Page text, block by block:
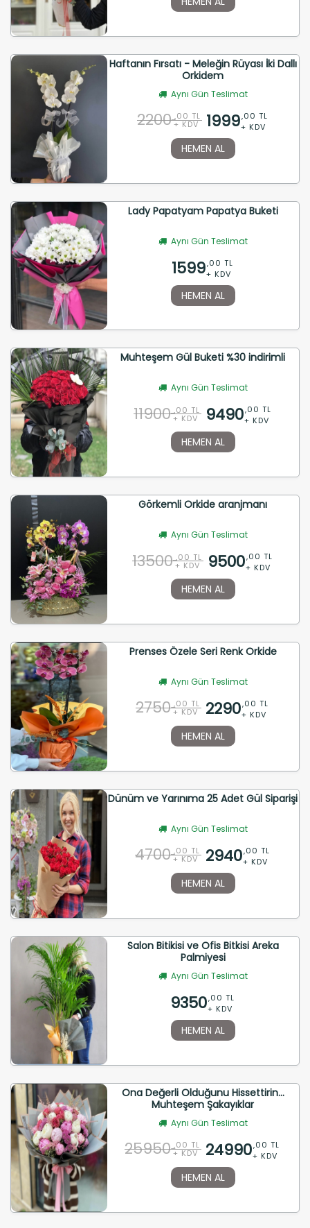
Haftanın Fırsatı - Meleğin Rüyası İki Dallı
Orkidem
Aynı Gün Teslimat
2200 ,00 TL
+ KDV 1999,00 TL
+ KDV
HEMEN AL
Lady Papatyam Papatya Buketi
Aynı Gün Teslimat
1599,00 TL
+ KDV
HEMEN AL
Muhteşem Gül Buketi %30 indirimli
Aynı Gün Teslimat
11900 ,00 TL
+ KDV 9490,00 TL
+ KDV
HEMEN AL
Görkemli Orkide aranjmanı
Aynı Gün Teslimat
13500 ,00 TL
+ KDV 9500,00 TL
+ KDV
HEMEN AL
Prenses Özele Seri Renk Orkide
Aynı Gün Teslimat
2750 ,00 TL
+ KDV 2290,00 TL
+ KDV
HEMEN AL
Dünüm ve Yarınıma 25 Adet Gül Siparişi
Aynı Gün Teslimat
4700 ,00 TL
+ KDV 2940,00 TL
+ KDV
HEMEN AL
Salon Bitikisi ve Ofis Bitkisi Areka
Palmiyesi
Aynı Gün Teslimat
9350,00 TL
+ KDV
HEMEN AL
Ona Değerli Olduğunu Hissettirin...
Muhteşem Şakayıklar
Aynı Gün Teslimat
25950 ,00 TL
+ KDV 24990,00 TL
+ KDV
HEMEN AL